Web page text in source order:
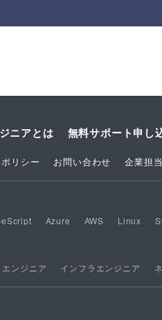
ニアとは 無料サポート申し
リシー お問い合わせ 企業担
Azure AWS Linux
ンジニア インフラエンジニア